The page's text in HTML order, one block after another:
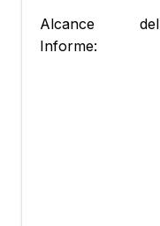
Alcance del
Informe: